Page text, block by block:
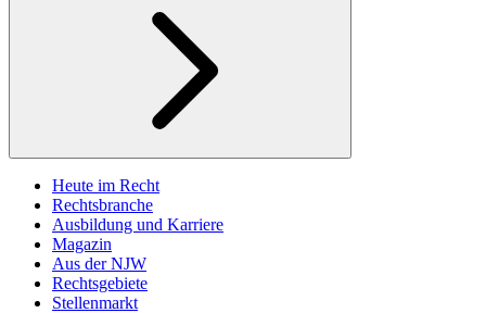
Heute im Recht
Rechtsbranche
Ausbildung und Karriere
Magazin
Aus der NJW
Rechtsgebiete
Stellenmarkt